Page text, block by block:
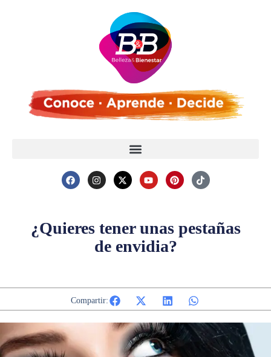
¿Quieres tener unas pestañas
de envidia?
Compartir: